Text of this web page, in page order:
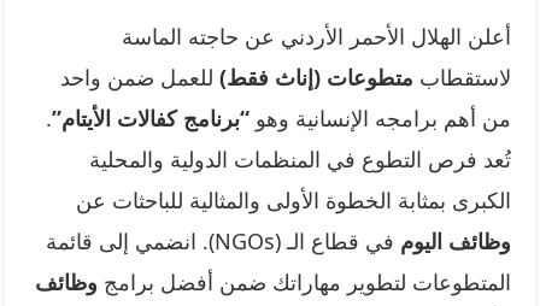
أعلن الهلال الأحمر الأردني عن حاجته الماسة
لاستقطاب متطوعات (إناث فقط) للعمل ضمن واحد
من أهم برامجه الإنسانية وهو“برنامج كفالات الأيتام”.
تُعد فرص التطوع في المنظمات الدولية والمحلية
الكبرى بمثابة الخطوة الأولى والمثالية للباحثات عن
وظائف اليوم
في قطاع الـ (NGOs). انضمي إلى قائمة
المتطوعات لتطوير مهاراتك ضمن أفضل برامج وظائف